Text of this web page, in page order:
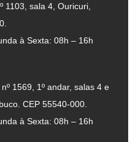
1103, sala 4, Ouricuri,
à Sexta: 08h – 16h
1569, 1º andar, salas 4 e
CEP 55540-000.
à Sexta: 08h – 16h